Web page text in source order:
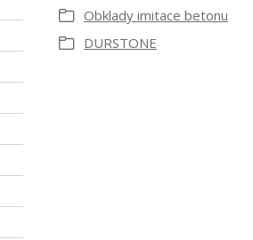
Obklady imitace betonu
DURSTONE